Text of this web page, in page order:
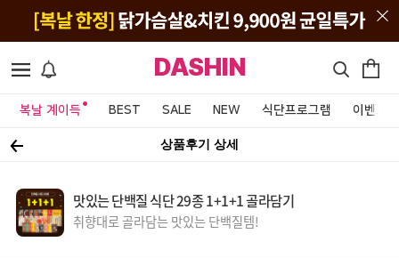
DASHIN
복날 계이득 BEST SALE NEW 식단프로그램 이벤트&
상품후기 상세
맛있는 단백질 식단 29종 1+1+1 골라담기
취향대로 골라담는 맛있는 단백질템!